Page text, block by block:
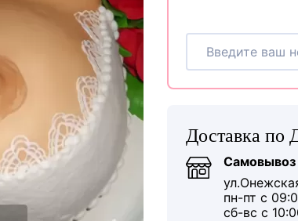
Доставка по
Самовывоз
пн-пт с
сб-вс с